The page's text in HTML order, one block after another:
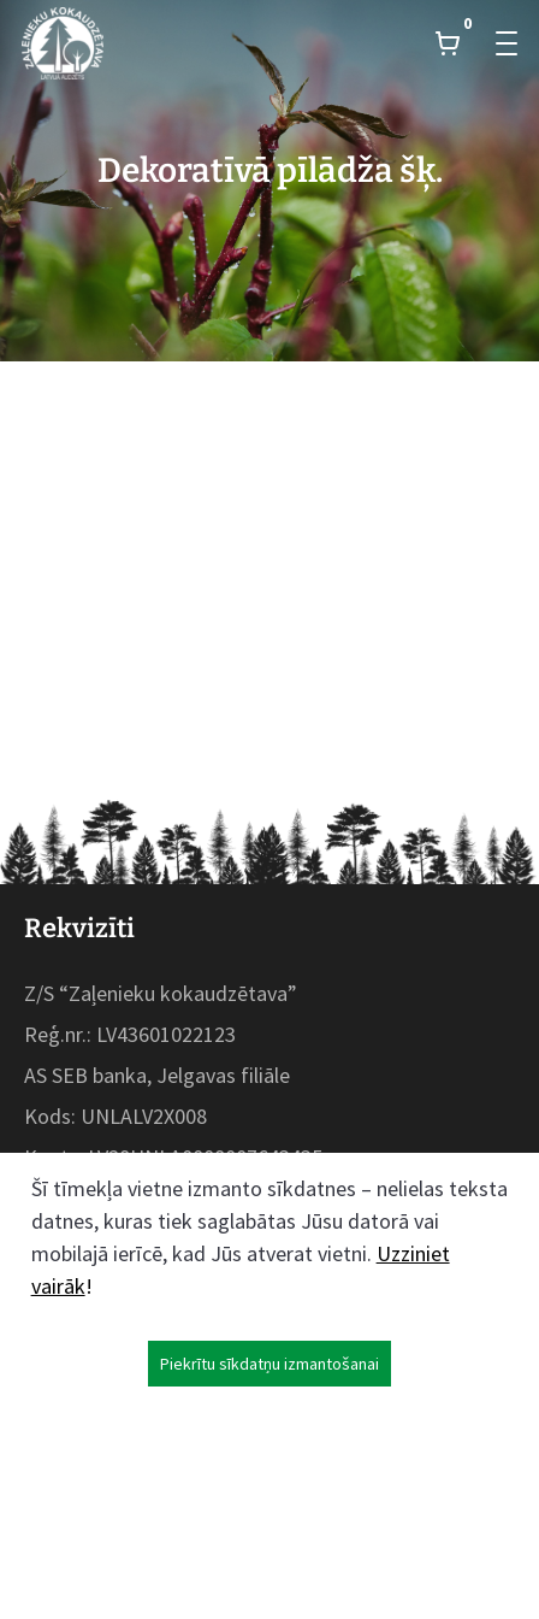
0
Dekoratīvā pīlādža šķ.
Rekvizīti
Z/S “Zaļenieku kokaudzētava”
Reģ.nr.: LV43601022123
AS SEB banka, Jelgavas filiāle
Kods: UNLALV2X008
Konts: LV28UNLA0008007643435
Kokaudzētavas iela 1, Zaļenieki, Zaļenieku
pagasts, Jelgavas novads, LV- 3011, Latvija
Šī tīmekļa vietne izmanto sīkdatnes – nelielas teksta
datnes, kuras tiek saglabātas Jūsu datorā vai
mobilajā ierīcē, kad Jūs atverat vietni. Uzziniet
vairāk!
Piekrītu sīkdatņu izmantošanai